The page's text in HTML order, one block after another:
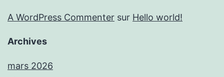
A WordPress Commenter sur Hello world!
Archives
mars 2026